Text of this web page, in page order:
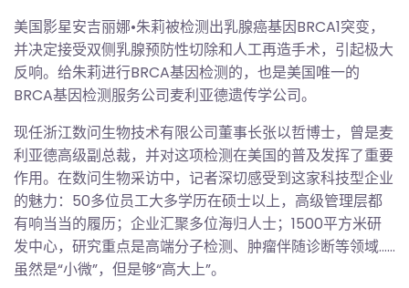
美国影星安吉丽娜•朱莉被检测出乳腺癌基因BRCA1突变，
并决定接受双侧乳腺预防性切除和人工再造手术，引起极大
反响。给朱莉进行BRCA基因检测的，也是美国唯一的
BRCA基因检测服务公司麦利亚德遗传学公司。
现任浙江数问生物技术有限公司董事长张以哲博士，曾是麦
利亚德高级副总裁，并对这项检测在美国的普及发挥了重要
作用。在数问生物采访中，记者深切感受到这家科技型企业
的魅力：50多位员工大多学历在硕士以上，高级管理层都
有响当当的履历；企业汇聚多位海归人士；1500平方米研
发中心，研究重点是高端分子检测、肿瘤伴随诊断等领域……
虽然是“小微”，但是够“高大上”。